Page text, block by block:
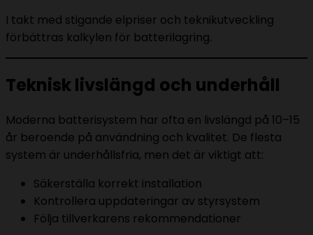
I takt med stigande elpriser och teknikutveckling
förbättras kalkylen för batterilagring.
Teknisk livslängd och underhåll
Moderna batterisystem har ofta en livslängd på 10–15
år beroende på användning och kvalitet. De flesta
system är underhållsfria, men det är viktigt att:
Säkerställa korrekt installation
Kontrollera uppdateringar av styrsystem
Följa tillverkarens rekommendationer